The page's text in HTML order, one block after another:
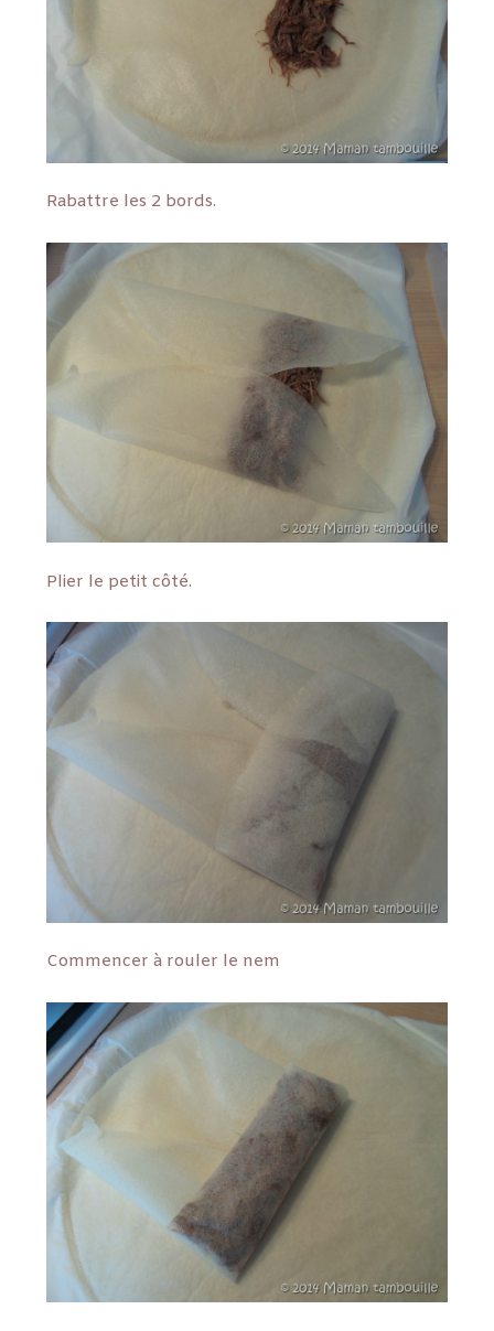
Rabattre les 2 bords.
Plier le petit côté.
Commencer à rouler le nem